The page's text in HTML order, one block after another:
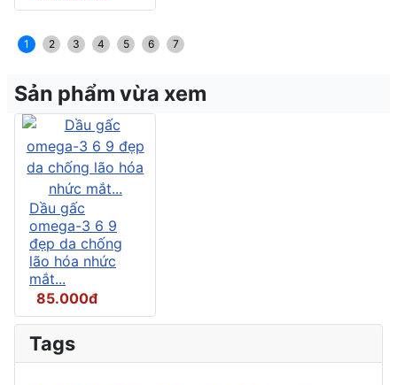
1 2 3 4 5 6 7
Sản phẩm vừa xem
Dầu gấc
omega-3 6 9
đẹp da chống
lão hóa nhức
mắt...
85.000đ
Tags